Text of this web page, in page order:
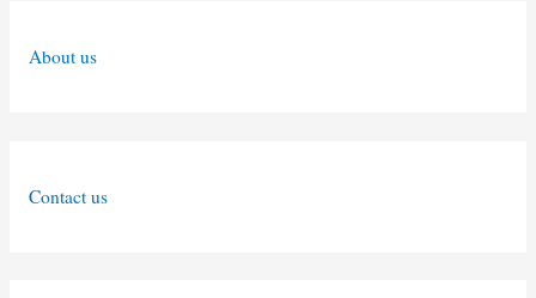
About us
Contact us